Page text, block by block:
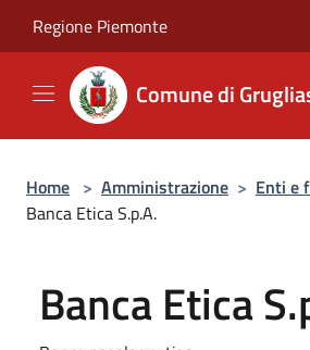
Regione Piemonte
Comune di
Home > Amministrazione > Enti e
Banca Etica S.p.A.
Banca Etica